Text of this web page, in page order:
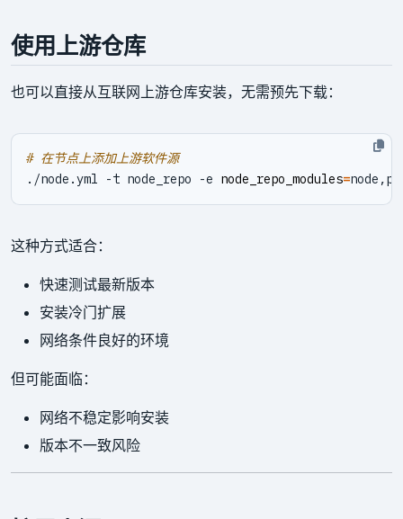
使用上游仓库
也可以直接从互联网上游仓库安装，无需预先下载：
# 在节点上添加上游软件源
./node.yml -t node_repo -e node_repo_modules=
这种方式适合：
快速测试最新版本
安装冷门扩展
网络条件良好的环境
但可能面临：
网络不稳定影响安装
版本不一致风险